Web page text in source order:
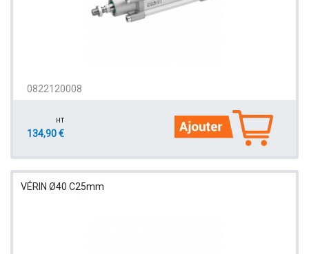
0822120008
HT
134,90 €
VÉRIN Ø40 C25mm